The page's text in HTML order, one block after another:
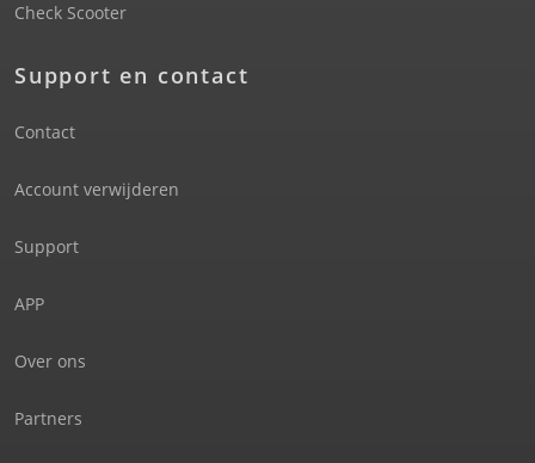
Check Scooter
Support en contact
Contact
Account verwijderen
Support
APP
Over ons
Partners